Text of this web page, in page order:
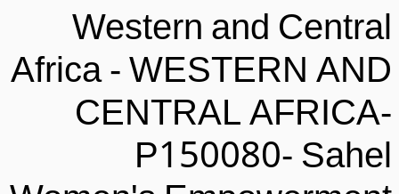
Western and
Africa - WESTERN
CENTRAL
P150080-